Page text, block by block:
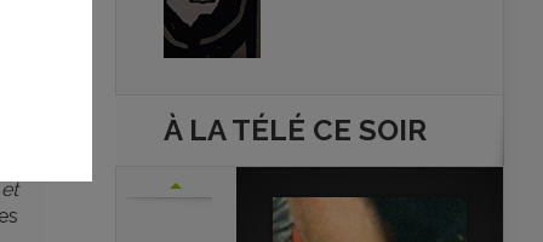
À LA TÉLÉ CE SOIR